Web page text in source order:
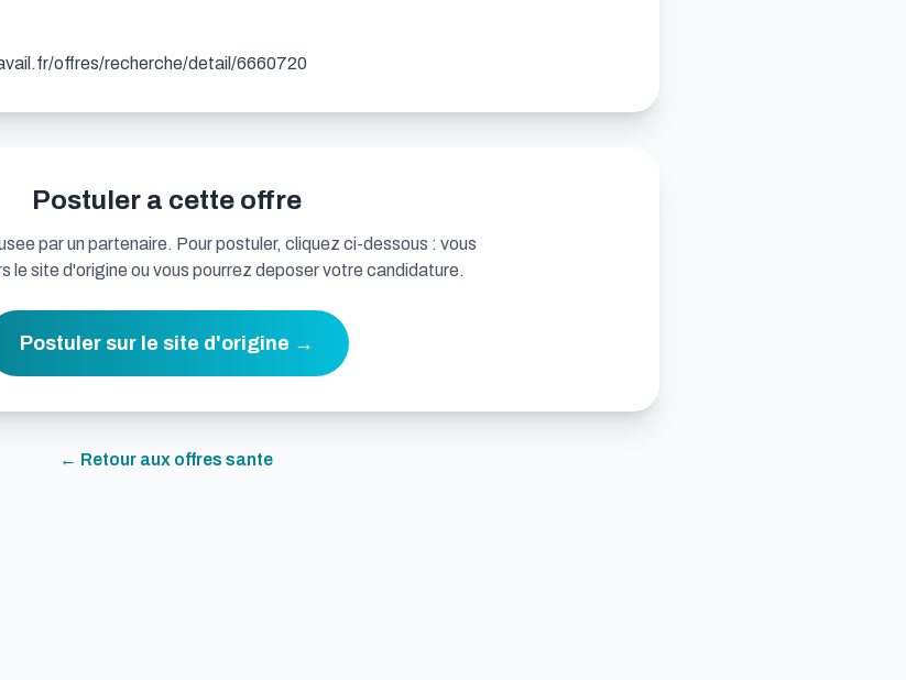
offres/recherche/detail/6660720
Postuler a cette offre
par un partenaire. Pour postuler, cliquez ci-dessous : vous
le site d'origine ou vous pourrez deposer votre candidature.
Postuler sur le site d'origine →
← Retour aux offres sante